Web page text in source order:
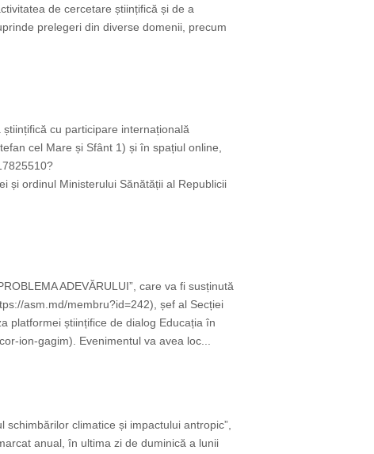
de cercetare științifică și de a
prelegeri din diverse domenii, precum
cu participare internațională
cel Mare și Sfânt 1) și în spațiul online,
și ordinul Ministerului Sănătății al Republicii
ADEVĂRULUI”, care va fi susținută
asm.md/membru?id=242), șef al Secției
platformei științifice de dialog Educația în
ion-gagim). Evenimentul va avea loc...
climatice și impactului antropic”,
anual, în ultima zi de duminică a lunii